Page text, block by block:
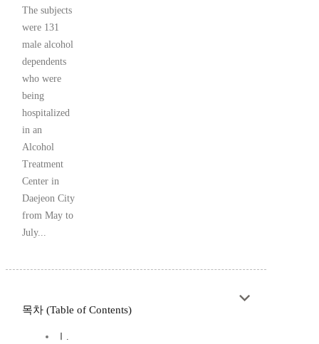
The subjects
were 131
male alcohol
dependents
who were
being
hospitalized
in an
Alcohol
Treatment
Center in
Daejeon City
from May to
July...
목차 (Table of Contents)
Ⅰ.